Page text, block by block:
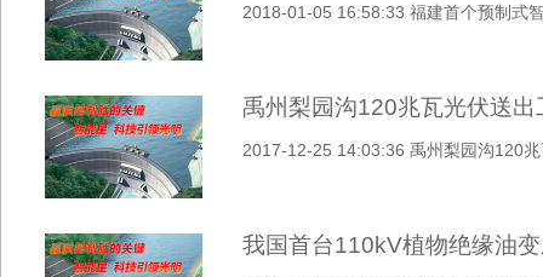
2018-01-05 16:58:33 福建首个预制式
禹州梨园沟120兆瓦光伏送
2017-12-25 14:03:36 禹州梨园沟120
我国首台110kV植物绝缘油